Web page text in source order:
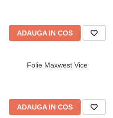
ADAUGA IN COS
Folie Maxwest Vice
ADAUGA IN COS